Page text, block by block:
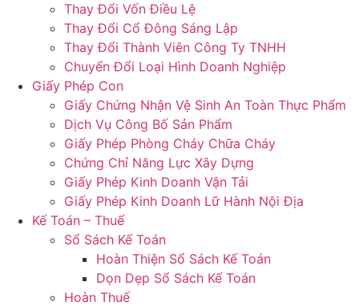
Thay Đổi Vốn Điều Lệ
Thay Đổi Cổ Đông Sáng Lập
Thay Đổi Thành Viên Công Ty TNHH
Chuyển Đổi Loại Hình Doanh Nghiệp
Giấy Phép Con
Giấy Chứng Nhận Vệ Sinh An Toàn Thực Phẩm
Dịch Vụ Công Bố Sản Phẩm
Giấy Phép Phòng Cháy Chữa Cháy
Chứng Chỉ Năng Lực Xây Dựng
Giấy Phép Kinh Doanh Vận Tải
Giấy Phép Kinh Doanh Lữ Hành Nội Địa
Kế Toán – Thuế
Sổ Sách Kế Toán
Hoàn Thiện Sổ Sách Kế Toán
Dọn Dẹp Sổ Sách Kế Toán
Hoàn Thuế